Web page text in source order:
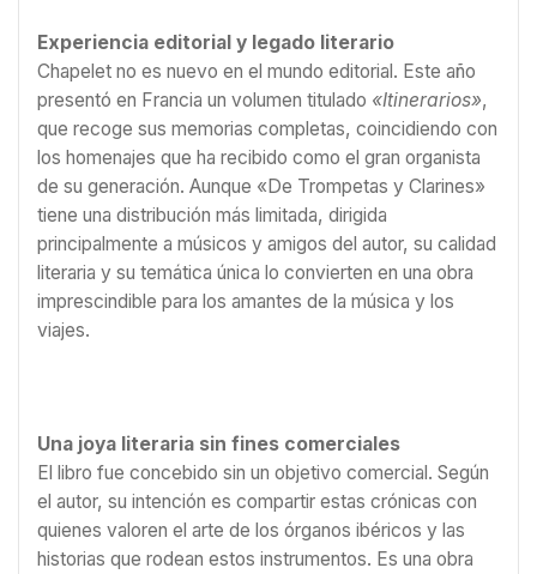
Experiencia editorial y legado literario
Chapelet no es nuevo en el mundo editorial. Este año
presentó en Francia un volumen titulado «Itinerarios»,
que recoge sus memorias completas, coincidiendo con
los homenajes que ha recibido como el gran organista
de su generación. Aunque «De Trompetas y Clarines»
tiene una distribución más limitada, dirigida
principalmente a músicos y amigos del autor, su calidad
literaria y su temática única lo convierten en una obra
imprescindible para los amantes de la música y los
viajes.
Una joya literaria sin fines comerciales
El libro fue concebido sin un objetivo comercial. Según
el autor, su intención es compartir estas crónicas con
quienes valoren el arte de los órganos ibéricos y las
historias que rodean estos instrumentos. Es una obra